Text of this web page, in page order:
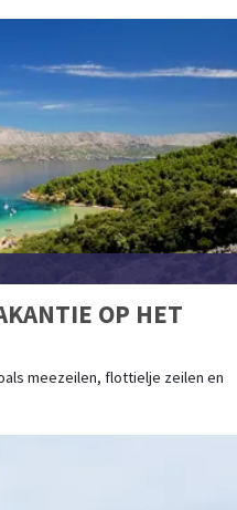
OP HET
meezeilen, flottielje zeilen en